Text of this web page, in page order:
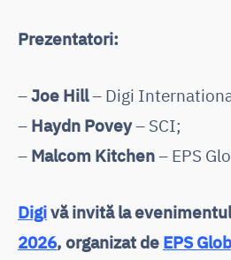
Prezentatori:
–Joe Hill– Digi
– Haydn Povey– SCI;
– Malcom Kitchen– EPS
Digivă invită la
2026, organizat de EPS